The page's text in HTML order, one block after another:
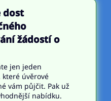
dost
žádostí o
jen jeden
úvěrové
vám půjčit. Pak už
nabídku.